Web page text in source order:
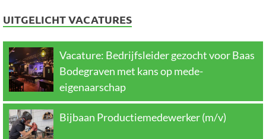
UITGELICHT VACATURES
Vacature: Bedrijfsleider gezocht voor Baas
Bodegraven met kans op mede-
eigenaarschap
Bijbaan Productiemedewerker (m/v)